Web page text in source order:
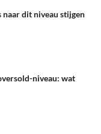
naar dit niveau stijgen
niveau: wat